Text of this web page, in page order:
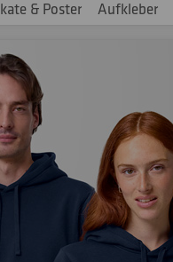
& Poster Aufkleber